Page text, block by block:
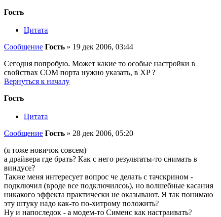
Гость
Цитата
Сообщение Гость » 19 дек 2006, 03:44
Сегодня попробую. Может какие то особые настройки в
свойствах COM порта нужно указать, в XP ?
Вернуться к началу
Гость
Цитата
Сообщение Гость » 28 дек 2006, 05:20
(я тоже новичок совсем)
а драйвера где брать? Как с него результаты-то снимать в
виндусе?
Также меня интересует вопрос че делать с тачскрином -
подключил (вроде все подключилсоь), но волшебные касания
никакого эффекта практически не оказывают. Я так понимаю
эту штуку надо как-то по-хитрому положить?
Ну и напоследок - а модем-то Сименс как настраивать?